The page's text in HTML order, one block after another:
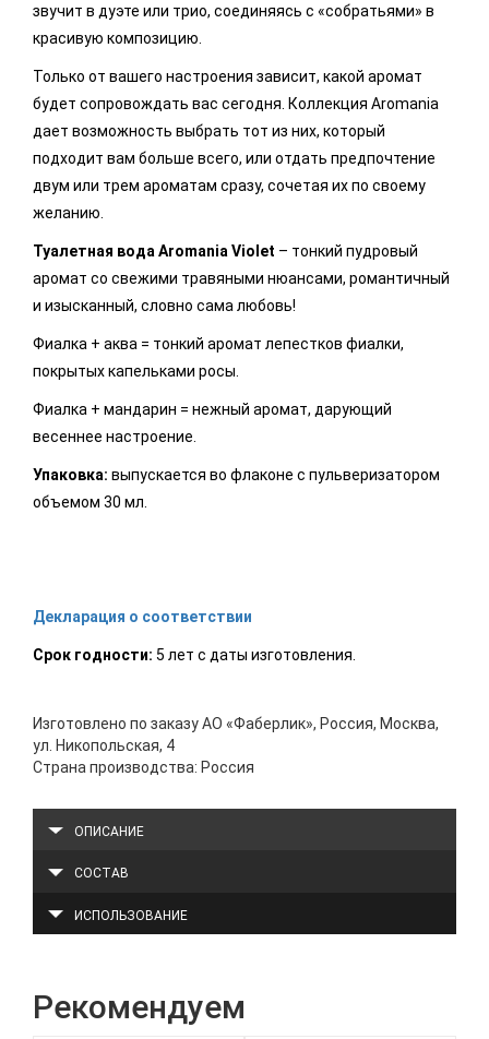
звучит в дуэте или трио, соединяясь с «собратьями» в
красивую композицию.
Только от вашего настроения зависит, какой аромат
будет сопровождать вас сегодня. Коллекция Aromania
дает возможность выбрать тот из них, который
подходит вам больше всего, или отдать предпочтение
двум или трем ароматам сразу, сочетая их по своему
желанию.
Туалетная вода Aromania Violet – тонкий пудровый
аромат со свежими травяными нюансами, романтичный
и изысканный, словно сама любовь!
Фиалка + аква = тонкий аромат лепестков фиалки,
покрытых капельками росы.
Фиалка + мандарин = нежный аромат, дарующий
весеннее настроение.
Упаковка: выпускается во флаконе с пульверизатором
объемом 30 мл.
Декларация о соответствии
Срок годности: 5 лет с даты изготовления.
Изготовлено по заказу АО «Фаберлик», Россия, Москва,
ул. Никопольская, 4
Страна производства: Россия
ОПИСАНИЕ
СОСТАВ
ИСПОЛЬЗОВАНИЕ
Рекомендуем